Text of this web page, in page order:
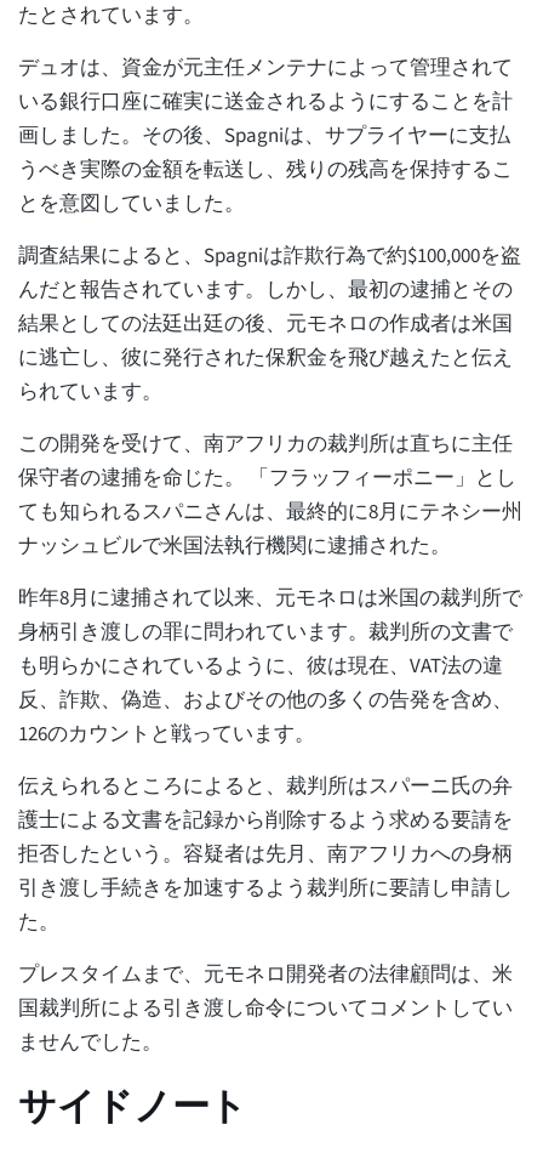
たとされています。
デュオは、資金が元主任メンテナによって管理されて
いる銀行口座に確実に送金されるようにすることを計
画しました。その後、Spagniは、サプライヤーに支払
うべき実際の金額を転送し、残りの残高を保持するこ
とを意図していました。
調査結果によると、Spagniは詐欺行為で約$100,000を盗
んだと報告されています。しかし、最初の逮捕とその
結果としての法廷出廷の後、元モネロの作成者は米国
に逃亡し、彼に発行された保釈金を飛び越えたと伝え
られています。
この開発を受けて、南アフリカの裁判所は直ちに主任
保守者の逮捕を命じた。 「フラッフィーポニー」とし
ても知られるスパニさんは、最終的に8月にテネシー州
ナッシュビルで米国法執行機関に逮捕された。
昨年8月に逮捕されて以来、元モネロは米国の裁判所で
身柄引き渡しの罪に問われています。裁判所の文書で
も明らかにされているように、彼は現在、VAT法の違
反、詐欺、偽造、およびその他の多くの告発を含め、
126のカウントと戦っています。
伝えられるところによると、裁判所はスパーニ氏の弁
護士による文書を記録から削除するよう求める要請を
拒否したという。容疑者は先月、南アフリカへの身柄
引き渡し手続きを加速するよう裁判所に要請し申請し
た。
プレスタイムまで、元モネロ開発者の法律顧問は、米
国裁判所による引き渡し命令についてコメントしてい
ませんでした。
サイドノート